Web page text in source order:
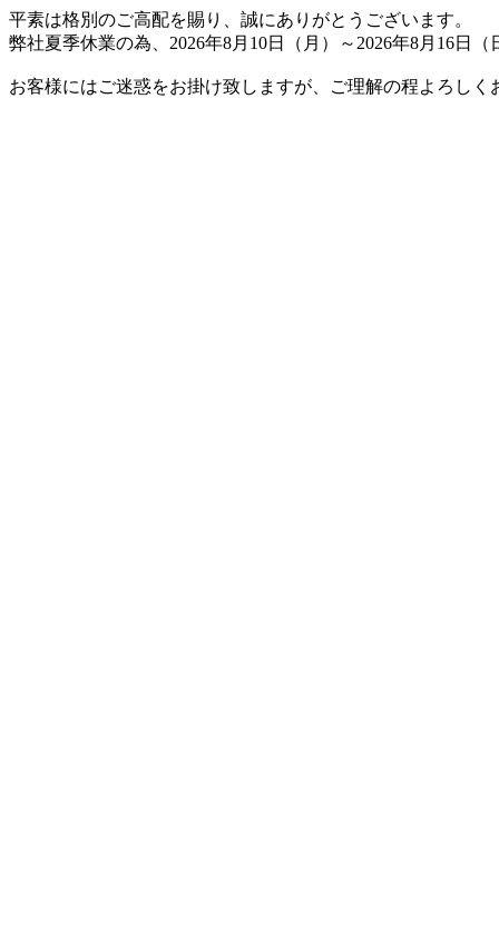
平素は格別のご高配を賜り、誠にありがとうございます。
弊社夏季休業の為、2026年8月10日（月）～2026年8月16日
お客様にはご迷惑をお掛け致しますが、ご理解の程よろしく